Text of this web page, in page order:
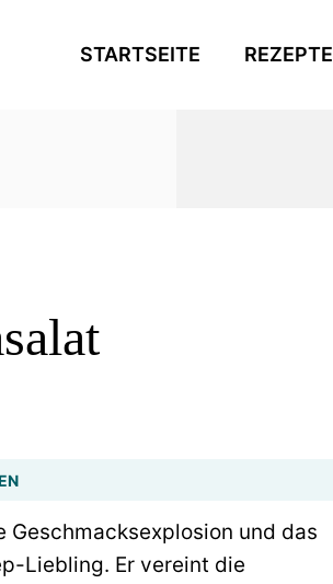
STARTSEITE REZEPTE
und das
Liebling. Er vereint die